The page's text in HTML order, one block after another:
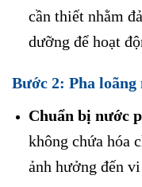
cần thiết nhằm
dưỡng để hoạt
Bước 2: Pha
Chuẩn bị nước
không chứa hóa
ảnh hưởng đến